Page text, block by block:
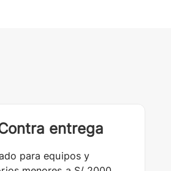
entrega
para equipos y